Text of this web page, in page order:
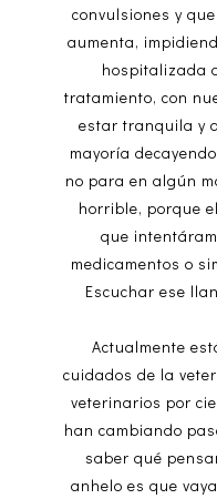
convulsiones y
aumenta,
hospitalizada
tratamiento, con
estar tranquila y
mayoría
no para en algún
horrible, porque
que
medicamentos o
Escuchar ese
Actualmente
cuidados de la
veterinarios por
han cambiando
saber qué
anhelo es que